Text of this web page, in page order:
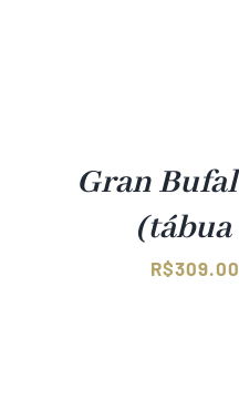
Gran
R$309.00